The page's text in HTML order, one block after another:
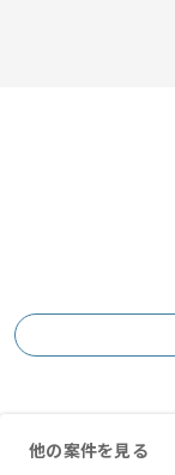
他の案件を見る